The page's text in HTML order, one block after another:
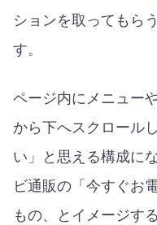
ションを取ってもら
す。
ページ内にメニュー
から下へスクロール
い」と思える構成に
ビ通販の「今すぐお
もの、とイメージす